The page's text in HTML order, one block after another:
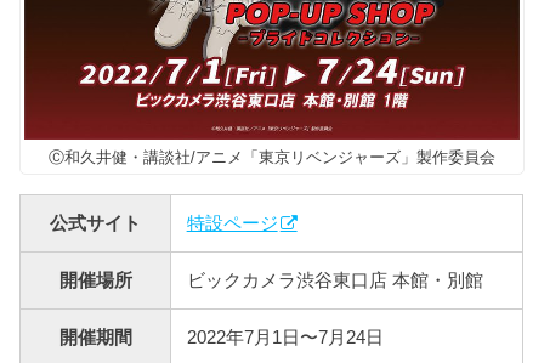
Ⓒ和久井健・講談社/アニメ「東京リベンジャーズ」製作委員会
公式サイト 特設ページ
開催場所 ビックカメラ渋谷東口店 本館・別館
開催期間 2022年7月1日〜7月24日